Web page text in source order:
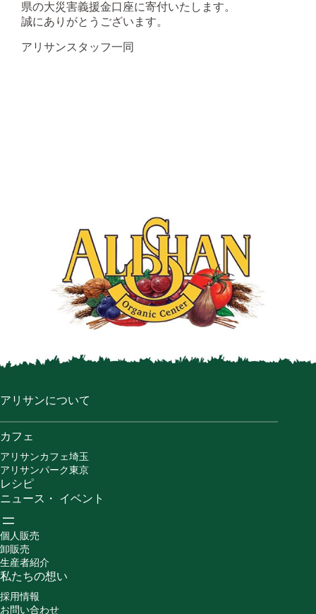
県の大災害義援金口座に寄付いたします。
誠にありがとうございます。
アリサンスタッフ一同
アリサンについて
カフェ
アリサンカフェ埼玉
アリサンパーク東京
レシピ
ニュース・ イベント
個人販売
卸販売
生産者紹介
私たちの想い
採用情報
お問い合わせ